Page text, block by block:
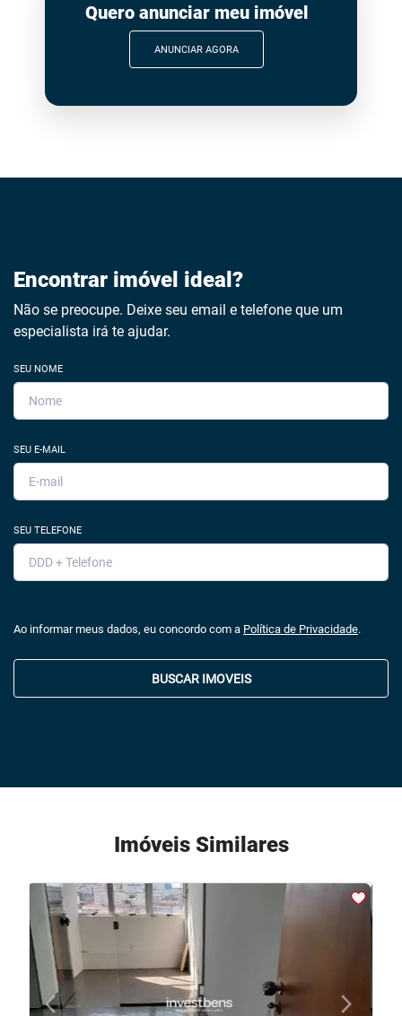
Quero anunciar meu imóvel
ANUNCIAR AGORA
Encontrar imóvel ideal?
Não se preocupe. Deixe seu email e telefone que um
especialista irá te ajudar.
SEU NOME
SEU E-MAIL
SEU TELEFONE
Ao informar meus dados, eu concordo com a Política de Privacidade.
BUSCAR IMOVEIS
Imóveis Similares
arrow_back_ios arrow_forward_ios